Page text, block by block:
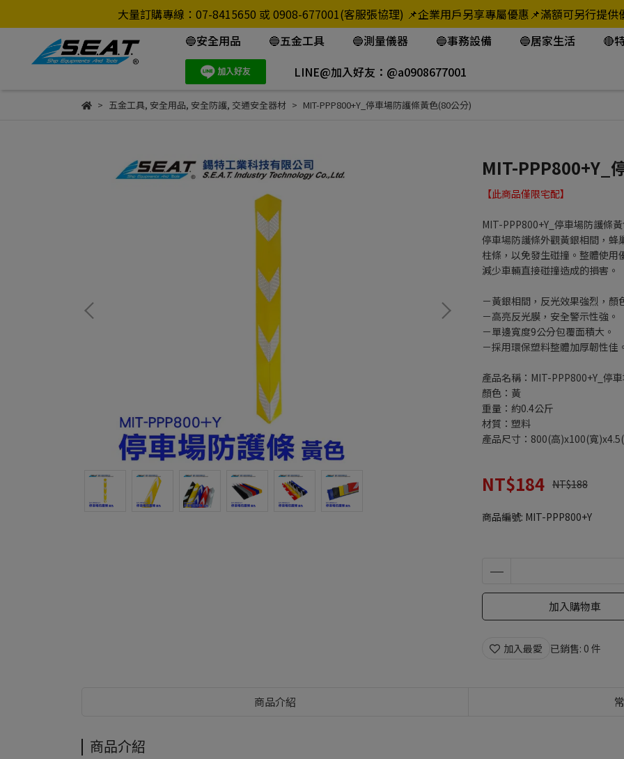
大量訂購專線：07-8415650 或 0908-677001(客服張協理) 📌企業用戶另享專屬優惠📌滿額可另行提
🔵安全用品
🔵五金工具 🔵測量儀器 🔵事務設備 🔵居家生活 🔴
LINE@加入好友：@a0908677001
五金工具, 安全用品, 安全防護, 交通安全器材 MIT-PPP800+Y_停車場防護條黃色(80公分)
MIT-PPP800+Y_
【此商品僅限宅配】
MIT-PPP800+Y_停車場防護條
停車場防護條外觀黃銀相間，蜂
柱條，以免發生碰撞。整體使
減少車輛直接碰撞造成的損害。
－黃銀相間，反光效果強烈，顏
－高亮反光膜，安全警示性強。
－單邊寬度9公分包覆面積大。
－採用環保塑料整體加厚韌性佳。
產品名稱：MIT-PPP800+Y_停
顏色：黃
重量：約0.4公斤
材質：塑料
產品尺寸：800(高)x100(寬
NT$184 NT$188
商品編號: MIT-PPP800+Y
加入購物車
加入最愛 已銷售: 0 件
商品介紹
商品介紹